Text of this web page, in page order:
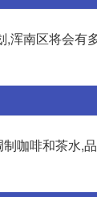
,浑南区将会有
咖啡和茶水,